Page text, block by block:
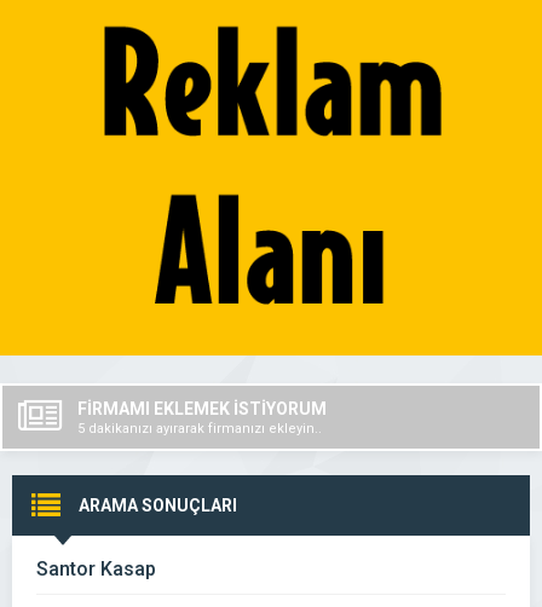
FİRMAMI EKLEMEK İSTİYORUM
5 dakikanızı ayırarak firmanızı ekleyin..
ARAMA SONUÇLARI
Santor Kasap